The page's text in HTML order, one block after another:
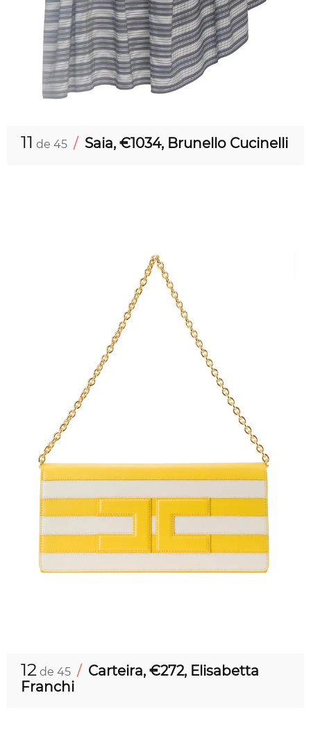
11 de 45 / Saia, €1034, Brunello Cucinelli
12 de 45 / Carteira, €272, Elisabetta
Franchi